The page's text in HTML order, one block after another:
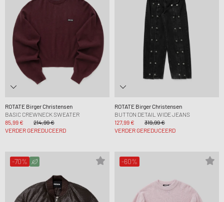
ROTATE Birger Christensen
BASIC CREWNECK SWEATER
85,99 €
214,99 €
VERDER GEREDUCEERD
ROTATE Birger Christensen
BUTTON DETAIL WIDE JEANS
127,99 €
319,99 €
VERDER GEREDUCEERD
-70% -60%